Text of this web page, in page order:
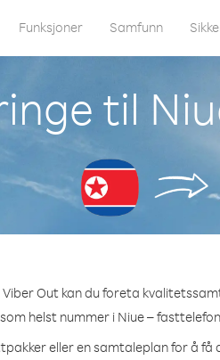
Funksjoner Samfunn
til
Viber Out kan du foreta
helst nummer i Niue –
eller en samtaleplan for å få